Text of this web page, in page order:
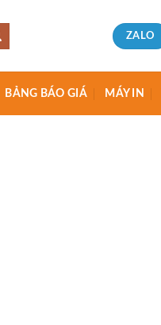
ZALO
BẢNG BÁO GIÁ MÁY IN